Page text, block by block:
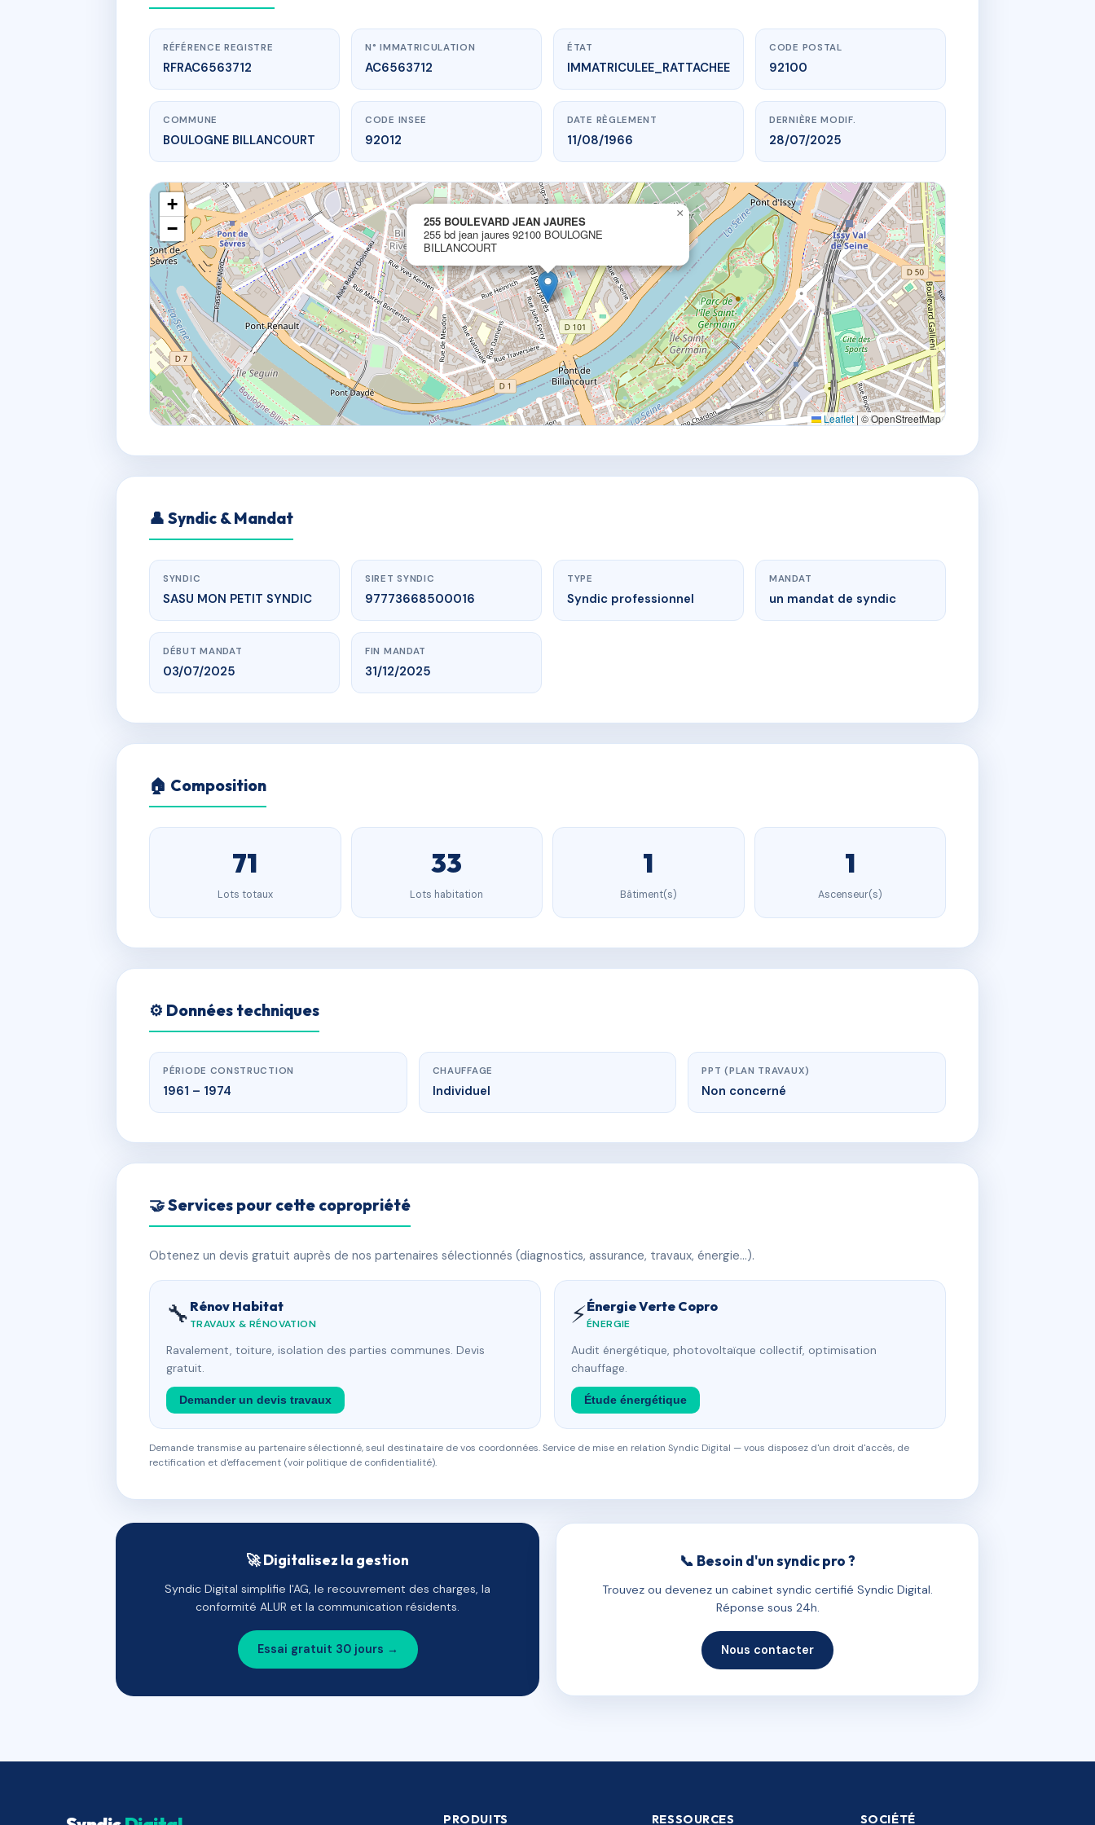
www.vme.plus/AC6563712
255 BOULEVARD JEAN JAURES
255 bd jean jaures92100 BOULOGNE BILLANCOURT
RÉFÉRENCE REGISTRE
RFRAC6563712
N° IMMATRICULATION
AC6563712
ÉTAT
IMMATRICULEE_RATTACHEE
CODE POSTAL
92100
COMMUNE
BOULOGNE BILLANCOURT
CODE INSEE
92012
DATE RÈGLEMENT
11/08/1966
DERNIÈRE MODIF.
28/07/2025
255 BOULEVARD JEAN JAURES
255 bd jean jaures 92100 BOULOGNE
BILLANCOURT
×
+
−
Leaflet | © OpenStreetMap
👤 Syndic & Mandat
SYNDIC
SASU MON PETIT SYNDIC
SIRET SYNDIC
97773668500016
TYPE
Syndic professionnel
MANDAT
un mandat de syndic
DÉBUT MANDAT
03/07/2025
FIN MANDAT
31/12/2025
🏠 Composition
71
Lots totaux
33
Lots habitation
1
Bâtiment(s)
1
Ascenseur(s)
⚙️ Données techniques
PÉRIODE CONSTRUCTION
1961 – 1974
CHAUFFAGE
Individuel
PPT (PLAN TRAVAUX)
Non concerné
🤝 Services pour cette copropriété
Obtenez un devis gratuit auprès de nos partenaires sélectionnés (diagnostics, assurance, travaux, énergie…).
🔧 Rénov Habitat
TRAVAUX & RÉNOVATION
Ravalement, toiture, isolation des parties communes. Devis
gratuit.
Demander un devis travaux
⚡Énergie Verte Copro
ÉNERGIE
Audit énergétique, photovoltaïque collectif, optimisation
chauffage.
Étude énergétique
Demande transmise au partenaire sélectionné, seul destinataire de vos coordonnées. Service de mise en relation Syndic Digital — vous disposez d'un droit d'accès, de
rectification et d'effacement (voir politique de confidentialité).
🚀 Digitalisez la gestion
Syndic Digital simplifie l'AG, le recouvrement des charges, la
conformité ALUR et la communication résidents.
Essai gratuit 30 jours →
📞 Besoin d'un syndic pro ?
Trouvez ou devenez un cabinet syndic certifié Syndic Digital.
Réponse sous 24h.
Nous contacter
PRODUITS RESSOURCES SOCIÉTÉ